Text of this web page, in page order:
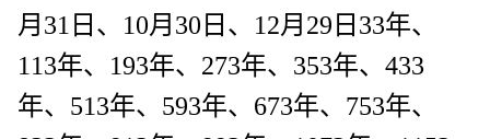
月31日、10月30日、12月29日33年、
113年、193年、273年、353年、433
年、513年、593年、673年、753年、